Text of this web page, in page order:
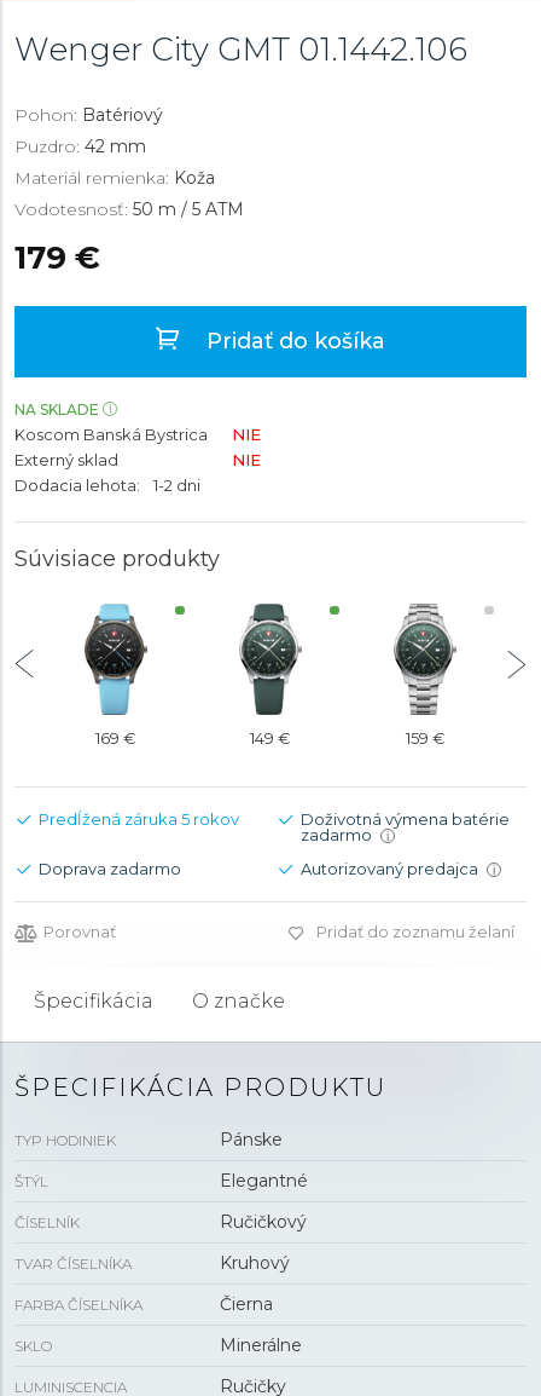
Wenger City GMT 01.1442.106
Pohon: Batériový
Puzdro: 42 mm
Materiál remienka: Koža
Vodotesnosť: 50 m / 5 ATM
179 €
Pridať do košíka
NA SKLADE
Koscom Banská Bystrica
NIE
Externý sklad
NIE
Dodacia lehota:
1-2 dni
Súvisiace produkty
169 € 149 € 159 €
Predĺžená záruka 5 rokov
Doživotná výmena batérie
zadarmo
i
Doprava zadarmo Autorizovaný predajca i
Porovnať Pridať do zoznamu želaní
Špecifikácia O značke
ŠPECIFIKÁCIA PRODUKTU
TYP HODINIEK Pánske
ŠTÝL Elegantné
ČÍSELNÍK Ručičkový
TVAR ČÍSELNÍKA Kruhový
FARBA ČÍSELNÍKA Čierna
SKLO Minerálne
LUMINISCENCIA Ručičky